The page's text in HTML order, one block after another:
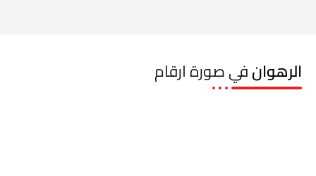
الرهوانفي صورة ارقام